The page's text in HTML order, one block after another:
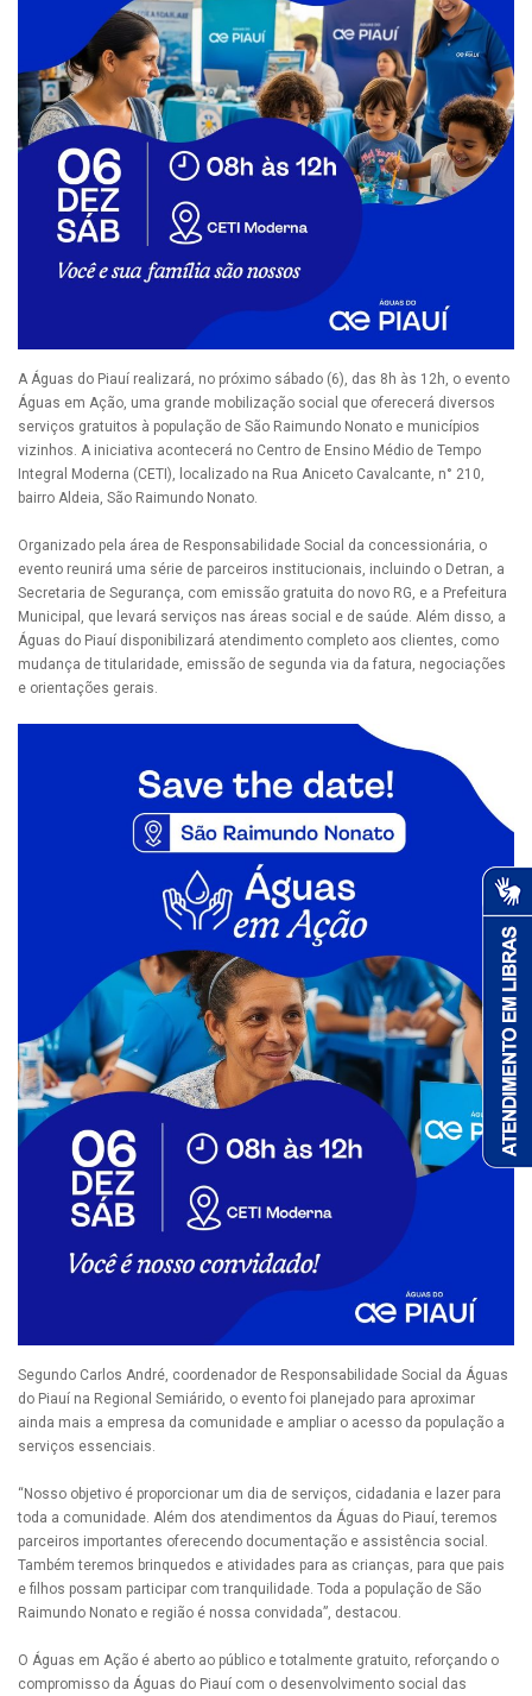
A Águas do Piauí realizará, no próximo sábado (6), das 8h às 12h, o evento
Águas em Ação, uma grande mobilização social que oferecerá diversos
serviços gratuitos à população de São Raimundo Nonato e municípios
vizinhos. A iniciativa acontecerá no Centro de Ensino Médio de Tempo
Integral Moderna (CETI), localizado na Rua Aniceto Cavalcante, n° 210,
bairro Aldeia, São Raimundo Nonato.
Organizado pela área de Responsabilidade Social da concessionária, o
evento reunirá uma série de parceiros institucionais, incluindo o Detran, a
Secretaria de Segurança, com emissão gratuita do novo RG, e a Prefeitura
Municipal, que levará serviços nas áreas social e de saúde. Além disso, a
Águas do Piauí disponibilizará atendimento completo aos clientes, como
mudança de titularidade, emissão de segunda via da fatura, negociações
e orientações gerais.
Segundo Carlos André, coordenador de Responsabilidade Social da Águas
do Piauí na Regional Semiárido, o evento foi planejado para aproximar
ainda mais a empresa da comunidade e ampliar o acesso da população a
serviços essenciais.
“Nosso objetivo é proporcionar um dia de serviços, cidadania e lazer para
toda a comunidade. Além dos atendimentos da Águas do Piauí, teremos
parceiros importantes oferecendo documentação e assistência social.
Também teremos brinquedos e atividades para as crianças, para que pais
e filhos possam participar com tranquilidade. Toda a população de São
Raimundo Nonato e região é nossa convidada”, destacou.
O Águas em Ação é aberto ao público e totalmente gratuito, reforçando o
compromisso da Águas do Piauí com o desenvolvimento social das